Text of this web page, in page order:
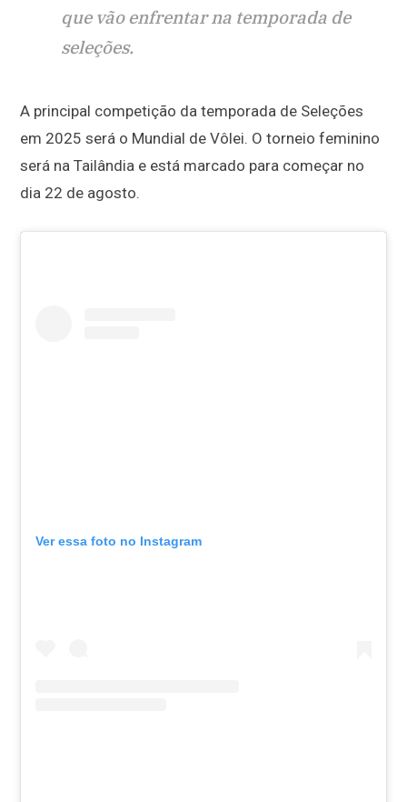
que vão enfrentar na temporada de
seleções.
A principal competição da temporada de Seleções
em 2025 será o Mundial de Vôlei. O torneio feminino
será na Tailândia e está marcado para começar no
dia 22 de agosto.
Ver essa foto no Instagram